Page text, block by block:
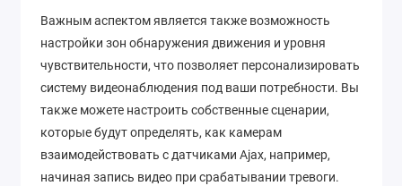
Важным аспектом является также возможность
настройки зон обнаружения движения и уровня
чувствительности, что позволяет персонализировать
систему видеонаблюдения под ваши потребности. Вы
также можете настроить собственные сценарии,
которые будут определять, как камерам
взаимодействовать с датчиками Ajax, например,
начиная запись видео при срабатывании тревоги.